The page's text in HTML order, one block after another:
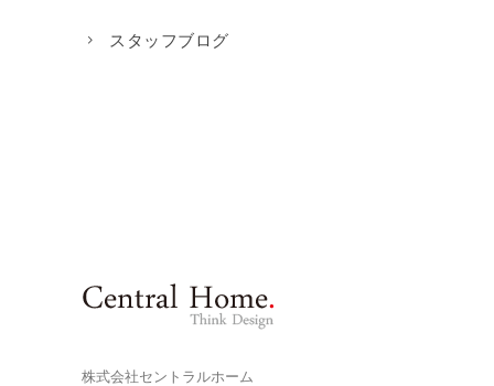
スタッフブログ
株式会社セントラルホーム